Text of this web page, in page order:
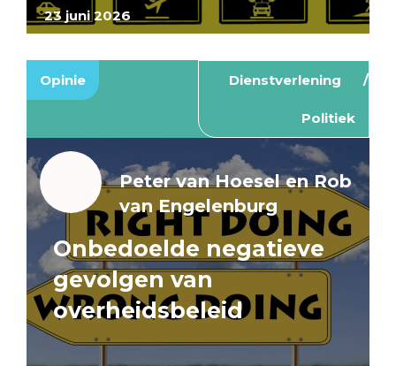
23 juni 2026
Opinie Dienstverlening
Politiek
Peter van Hoesel en Rob
van Engelenburg
Onbedoelde negatieve
gevolgen van
overheidsbeleid